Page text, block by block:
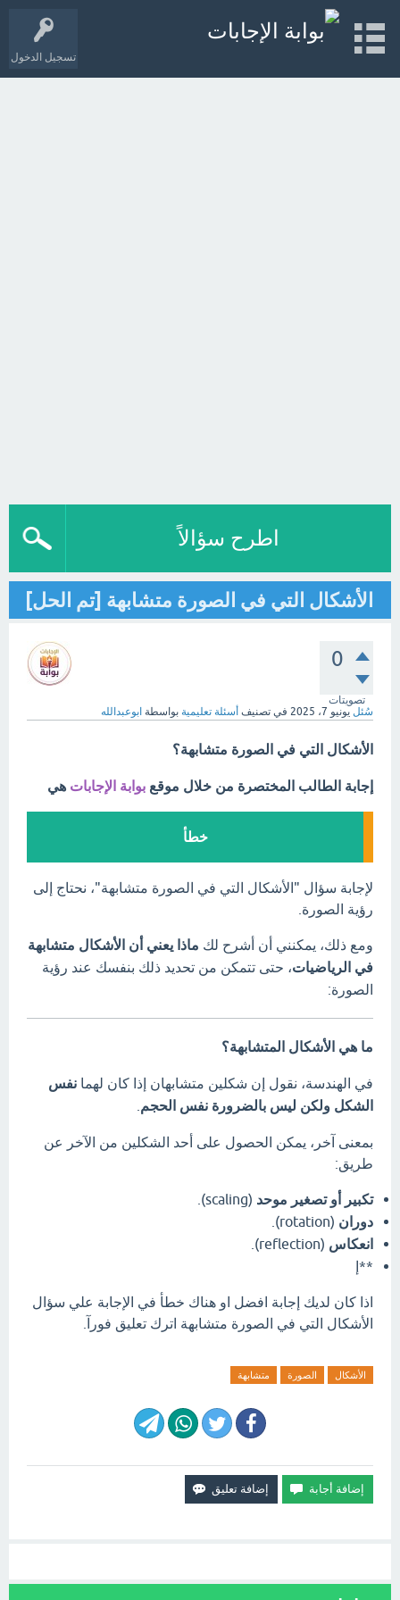
تسجيل الدخول
اطرح سؤالاً
الأشكال التي في الصورة متشابهة [تم الحل]
0
تصويتات
سُئل يونيو 7، 2025 في تصنيف أسئلة تعليمية بواسطة ابوعبدالله
الأشكال التي في الصورة متشابهة؟
إجابة الطالب المختصرة من خلال موقع بوابة الإجابات هي
خطأ
لإجابة سؤال "الأشكال التي في الصورة متشابهة"، نحتاج إلى
رؤية الصورة.
ومع ذلك، يمكنني أن أشرح لك ماذا يعني أن الأشكال متشابهة
في الرياضيات، حتى تتمكن من تحديد ذلك بنفسك عند رؤية
الصورة:
ما هي الأشكال المتشابهة؟
في الهندسة، نقول إن شكلين متشابهان إذا كان لهما نفس
الشكل ولكن ليس بالضرورة نفس الحجم
بمعنى آخر، يمكن الحصول على أحد الشكلين من الآخر عن
طريق:
تكبير أو تصغير موحد (scaling).
دوران (rotation).
انعكاس (reflection).
**إ
اذا كان لديك إجابة افضل او هناك خطأ في الإجابة علي سؤال
الأشكال التي في الصورة متشابهة اترك تعليق فورآ.
الأشكال الصورة متشابهة